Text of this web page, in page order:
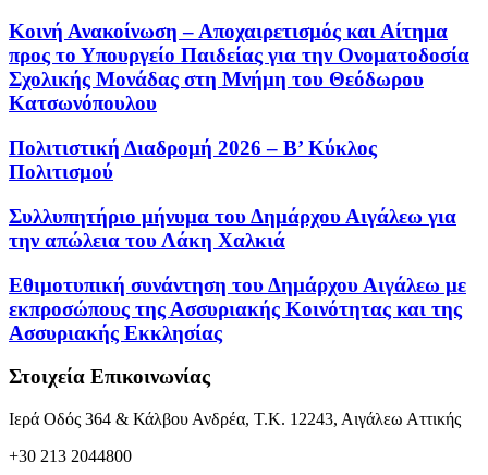
Κοινή Ανακοίνωση – Αποχαιρετισμός και Αίτημα
προς το Υπουργείο Παιδείας για την Ονοματοδοσία
Σχολικής Μονάδας στη Μνήμη του Θεόδωρου
Κατσωνόπουλου
Πολιτιστική Διαδρομή 2026 – Β’ Κύκλος
Πολιτισμού
Συλλυπητήριο μήνυμα του Δημάρχου Αιγάλεω για
την απώλεια του Λάκη Χαλκιά
Εθιμοτυπική συνάντηση του Δημάρχου Αιγάλεω με
εκπροσώπους της Ασσυριακής Κοινότητας και της
Ασσυριακής Εκκλησίας
Στοιχεία Επικοινωνίας
Ιερά Οδός 364 & Κάλβου Ανδρέα, Τ.Κ. 12243, Αιγάλεω Αττικής
+30 213 2044800